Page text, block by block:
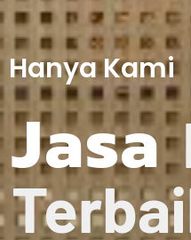
Hanya Kami
Jasa